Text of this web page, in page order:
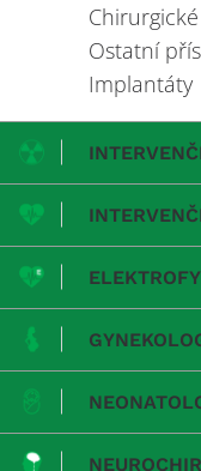
Ostatní
Implantáty